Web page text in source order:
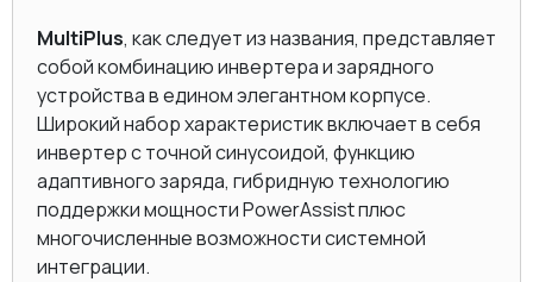
MultiPlus, как следует из названия, представляет
собой комбинацию инвертера и зарядного
устройства в едином элегантном корпусе.
Широкий набор характеристик включает в себя
инвертер с точной синусоидой, функцию
адаптивного заряда, гибридную технологию
поддержки мощности PowerAssist плюс
многочисленные возможности системной
интеграции.